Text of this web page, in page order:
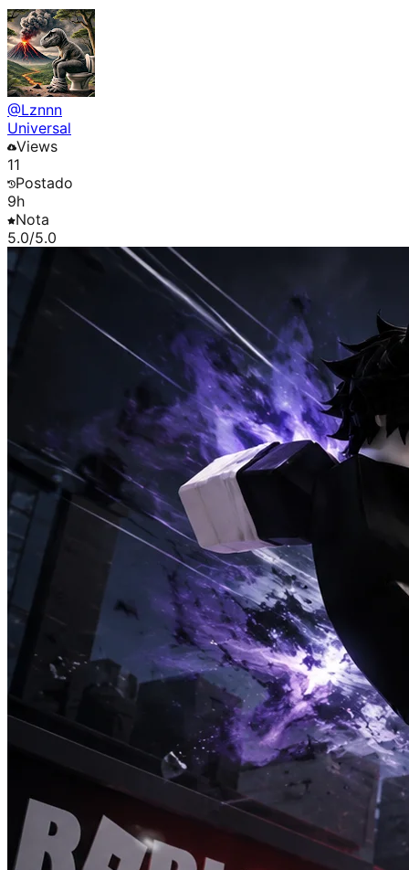
@Lznnn
Universal
Views
11
Postado
9h
Nota
5.0/5.0